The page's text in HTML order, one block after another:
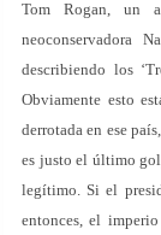
Tom Rogan, un
neoconservadora
describiendo los
Obviamente esto
derrotada en ese
es justo el último
legítimo. Si el
entonces, el